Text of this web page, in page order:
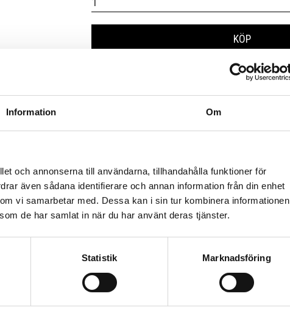
Information Om
och annonserna till användarna, tillhandahålla funktioner för
även sådana identifierare och annan information från din enhet
vi samarbetar med. Dessa kan i sin tur kombinera informationen
de har samlat in när du har använt deras tjänster.
Statistik Marknadsföring
KÖP